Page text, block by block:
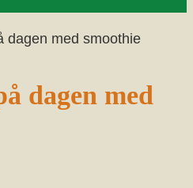
dagen med smoothie
dagen med